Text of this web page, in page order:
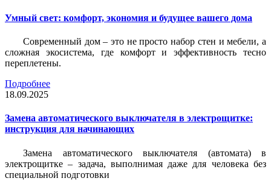
Умный свет: комфорт, экономия и будущее вашего дома
Современный дом – это не просто набор стен и мебели, а
сложная экосистема, где комфорт и эффективность тесно
переплетены.
Подробнее
18.09.2025
Замена автоматического выключателя в электрощитке:
инструкция для начинающих
Замена автоматического выключателя (автомата) в
электрощитке – задача, выполнимая даже для человека без
специальной подготовки